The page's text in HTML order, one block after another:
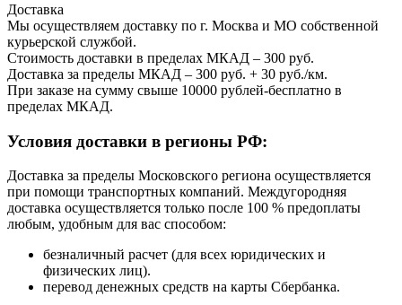
Доставка
Мы осуществляем доставку по г. Москва и МО собственной
курьерской службой.
Стоимость доставки в пределах МКАД – 300 руб.
Доставка за пределы МКАД – 300 руб. + 30 руб./км.
При заказе на сумму свыше 10000 рублей-бесплатно в
пределах МКАД.
Условия доставки в регионы РФ:
Доставка за пределы Московского региона осуществляется
при помощи транспортных компаний. Междугородняя
доставка осуществляется только после 100 % предоплаты
любым, удобным для вас способом:
безналичный расчет (для всех юридических и
физических лиц).
перевод денежных средств на карты Сбербанка.